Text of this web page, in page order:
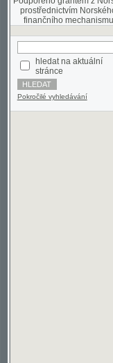
stránce
Pokročilé vyhledávání